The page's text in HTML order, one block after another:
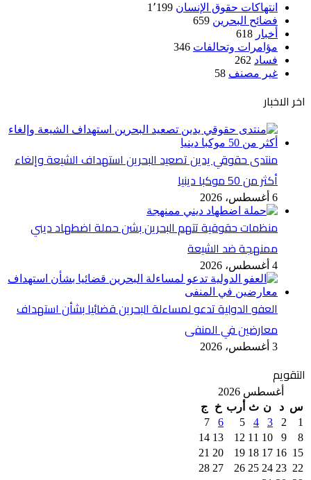
انتهاكات حقوق الإنسان 1٬199
فضائح البحرين 659
أخبار 618
مؤامرات وتحالفات 346
فساد 262
غير مصنف 58
اخر الاخبار
منتدى حقوقي يدين تصعيد البحرين استهداف الشيعة وإلغاء
أكثر من 50 موكبا دينيا
6 أغسطس، 2026
منظمات حقوقية تتهم البحرين بشن حملة اضطهاد ديني
ممنهجة ضد الشيعة
4 أغسطس، 2026
العفو الدولية تدعو لمساءلة البحرين قضائيا بشأن استهداف
معارضين في المنفى
3 أغسطس، 2026
التقويم
أغسطس 2026
س د ن ث أرب خ
ج
1
2
3
4
5
6
7
8
9
10
11
12
13
14
15
16
17
18
19
20
21
22
23
24
25
26
27
28